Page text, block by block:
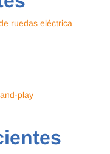
ruedas eléctrica
play